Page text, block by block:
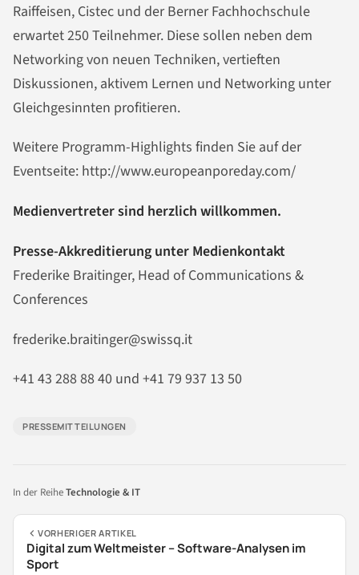
Raiffeisen, Cistec und der Berner Fachhochschule
erwartet 250 Teilnehmer. Diese sollen neben dem
Networking von neuen Techniken, vertieften
Diskussionen, aktivem Lernen und Networking unter
Gleichgesinnten profitieren.
Weitere Programm-Highlights finden Sie auf der
Eventseite: http://www.europeanporeday.com/
Medienvertreter sind herzlich willkommen.
Presse-Akkreditierung unter Medienkontakt
Frederike Braitinger, Head of Communications &
Conferences
frederike.braitinger@swissq.it
+41 43 288 88 40 und +41 79 937 13 50 ​
PRESSEMITTEILUNGEN
In der ReiheTechnologie & IT
VORHERIGER ARTIKEL
Digital zum Weltmeister – Software-Analysen im
Sport